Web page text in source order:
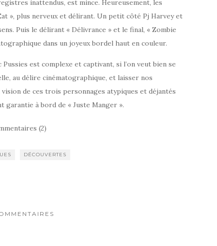
inattendus, est mince. Heureusement, les
», plus nerveux et délirant. Un petit côté Pj Harvey et
Puis le délirant « Délivrance » et le final, « Zombie
dans un joyeux bordel haut en couleur.
est complexe et captivant, si l’on veut bien se
au délire cinématographique, et laisser nos
vision de ces trois personnages atypiques et déjantés
à bord de « Juste Manger ».
(2)
DÉCOUVERTES